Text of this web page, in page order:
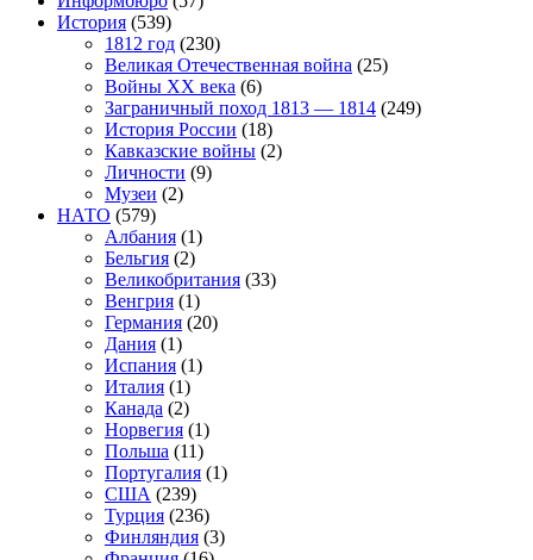
История (539)
1812 год (230)
Великая Отечественная война (25)
Войны XX века (6)
Заграничный поход 1813 — 1814 (249)
История России (18)
Кавказские войны (2)
Личности (9)
Музеи (2)
НАТО (579)
Албания (1)
Бельгия (2)
Великобритания (33)
Венгрия (1)
Германия (20)
Дания (1)
Испания (1)
Италия (1)
Канада (2)
Норвегия (1)
Польша (11)
Португалия (1)
США (239)
Турция (236)
Финляндия (3)